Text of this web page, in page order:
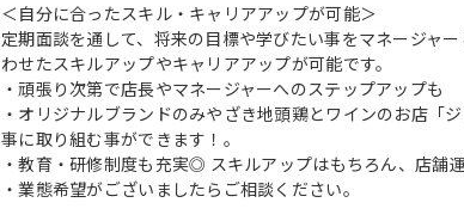
＜自分に合ったスキル・キャリアアップが可能＞
定期面談を通して、将来の目標や学びたい事をマネージャ
わせたスキルアップやキャリアアップが可能です。
・頑張り次第で店長やマネージャーへのステップアップも
・オリジナルブランドのみやざき地頭鶏とワインのお店「
事に取り組む事ができます！。
・教育・研修制度も充実◎ スキルアップはもちろん、店舗
・業態希望がございましたらご相談ください。